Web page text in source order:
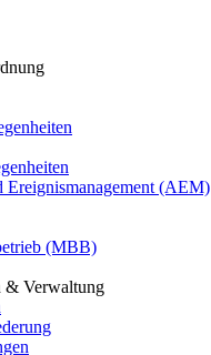
Ereignismanagement (AEM)
(MBB)
& Verwaltung